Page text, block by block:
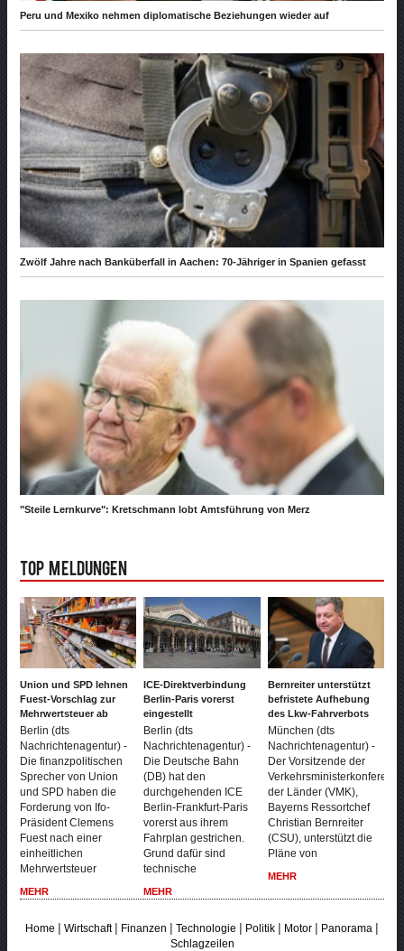
Peru und Mexiko nehmen diplomatische Beziehungen wieder auf
Zwölf Jahre nach Banküberfall in Aachen: 70-Jähriger in Spanien gefasst
"Steile Lernkurve": Kretschmann lobt Amtsführung von Merz
Top Meldungen
Union und SPD lehnen
Fuest-Vorschlag zur
Mehrwertsteuer ab
Berlin (dts
Nachrichtenagentur) -
Die finanzpolitischen
Sprecher von Union
und SPD haben die
Forderung von Ifo-
Präsident Clemens
Fuest nach einer
einheitlichen
Mehrwertsteuer
MEHR
ICE-Direktverbindung
Berlin-Paris vorerst
eingestellt
Berlin (dts
Nachrichtenagentur) -
Die Deutsche Bahn
(DB) hat den
durchgehenden ICE
Berlin-Frankfurt-Paris
vorerst aus ihrem
Fahrplan gestrichen.
Grund dafür sind
technische
MEHR
Bernreiter unterstützt
befristete Aufhebung
des Lkw-Fahrverbots
München (dts
Nachrichtenagentur) -
Der Vorsitzende der
Verkehrsministerkonferenz
der Länder (VMK),
Bayerns Ressortchef
Christian Bernreiter
(CSU), unterstützt die
Pläne von
MEHR
Home|Wirtschaft| Finanzen|Technologie| Politik| Motor| Panorama|
Schlagzeilen